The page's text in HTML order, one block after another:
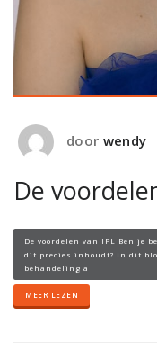
door wendy
De
De voordelen van IPL Ben je
dit precies inhoudt? In dit
behandeling a
MEER LEZEN